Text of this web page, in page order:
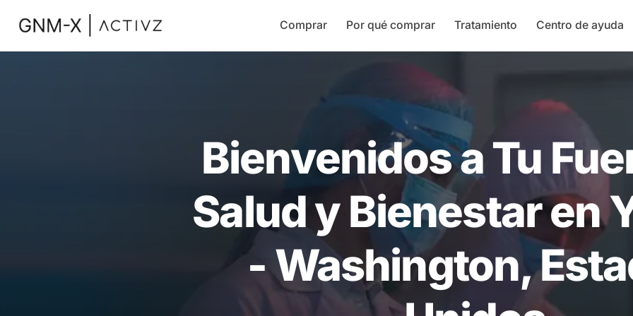
Comprar Por qué comprar Tratamiento Centro de ayuda
Bienvenidos a Tu
Salud y Bienestar en
- Washington,